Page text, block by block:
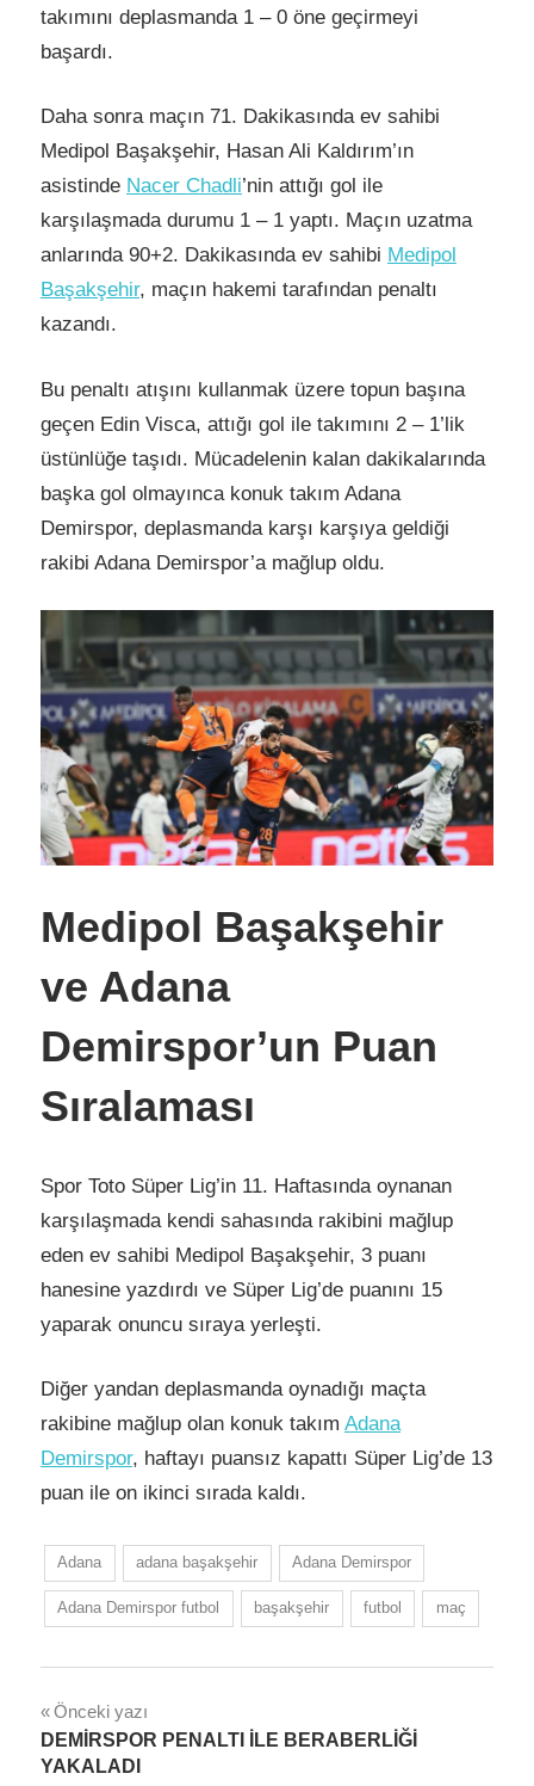
takımını deplasmanda 1 – 0 öne geçirmeyi
başardı.
Daha sonra maçın 71. Dakikasında ev sahibi
Medipol Başakşehir, Hasan Ali Kaldırım’ın
asistinde Nacer Chadli’nin attığı gol ile
karşılaşmada durumu 1 – 1 yaptı. Maçın uzatma
anlarında 90+2. Dakikasında ev sahibi Medipol
Başakşehir, maçın hakemi tarafından penaltı
kazandı.
Bu penaltı atışını kullanmak üzere topun başına
geçen Edin Visca, attığı gol ile takımını 2 – 1’lik
üstünlüğe taşıdı. Mücadelenin kalan dakikalarında
başka gol olmayınca konuk takım Adana
Demirspor, deplasmanda karşı karşıya geldiği
rakibi Adana Demirspor’a mağlup oldu.
Medipol Başakşehir
ve Adana
Demirspor’un Puan
Sıralaması
Spor Toto Süper Lig’in 11. Haftasında oynanan
karşılaşmada kendi sahasında rakibini mağlup
eden ev sahibi Medipol Başakşehir, 3 puanı
hanesine yazdırdı ve Süper Lig’de puanını 15
yaparak onuncu sıraya yerleşti.
Diğer yandan deplasmanda oynadığı maçta
rakibine mağlup olan konuk takım Adana
Demirspor, haftayı puansız kapattı Süper Lig’de 13
puan ile on ikinci sırada kaldı.
Adana adana başakşehir Adana Demirspor
Adana Demirspor futbol başakşehir futbol maç
Yazı
gezinmesi
Önceki yazı
DEMİRSPOR PENALTI İLE BERABERLİĞİ
YAKALADI